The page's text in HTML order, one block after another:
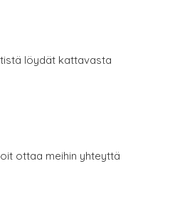
löydät kattavasta
ottaa meihin yhteyttä